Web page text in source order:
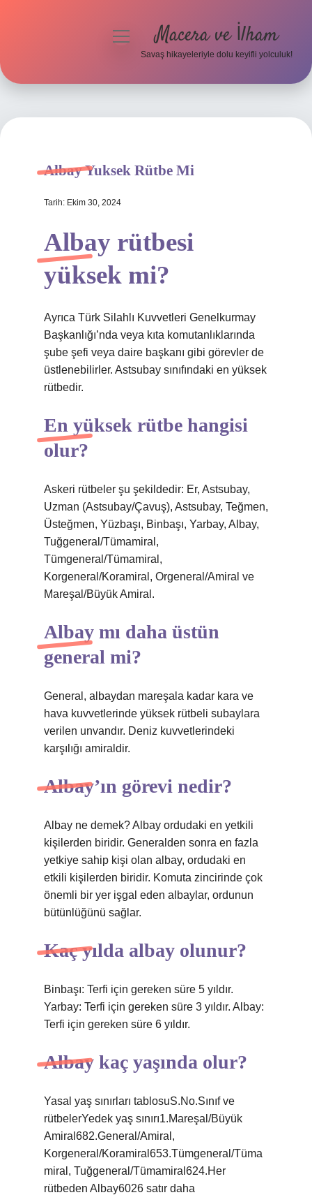
menüyüMacera ve İlham
Savaş hikayeleriyle dolu keyifli yolculuk!
Albay Yuksek Rütbe Mi
Tarih: Ekim 30, 2024
Albay rütbesi
yüksek mi?
Ayrıca Türk Silahlı Kuvvetleri Genelkurmay
Başkanlığı’nda veya kıta komutanlıklarında
şube şefi veya daire başkanı gibi görevler de
üstlenebilirler. Astsubay sınıfındaki en yüksek
rütbedir.
En yüksek rütbe hangisi
olur?
Askeri rütbeler şu şekildedir: Er, Astsubay,
Uzman (Astsubay/Çavuş), Astsubay, Teğmen,
Üsteğmen, Yüzbaşı, Binbaşı, Yarbay, Albay,
Tuğgeneral/Tümamiral,
Tümgeneral/Tümamiral,
Korgeneral/Koramiral, Orgeneral/Amiral ve
Mareşal/Büyük Amiral.
Albay mı daha üstün
general mi?
General, albaydan mareşala kadar kara ve
hava kuvvetlerinde yüksek rütbeli subaylara
verilen unvandır. Deniz kuvvetlerindeki
karşılığı amiraldir.
Albay’ın görevi nedir?
Albay ne demek? Albay ordudaki en yetkili
kişilerden biridir. Generalden sonra en fazla
yetkiye sahip kişi olan albay, ordudaki en
etkili kişilerden biridir. Komuta zincirinde çok
önemli bir yer işgal eden albaylar, ordunun
bütünlüğünü sağlar.
Kaç yılda albay olunur?
Binbaşı: Terfi için gereken süre 5 yıldır.
Yarbay: Terfi için gereken süre 3 yıldır. Albay:
Terfi için gereken süre 6 yıldır.
Albay kaç yaşında olur?
Yasal yaş sınırları tablosuS.No.Sınıf ve
rütbelerYedek yaş sınırı1.Mareşal/Büyük
Amiral682.General/Amiral,
Korgeneral/Koramiral653.Tümgeneral/Tüma
miral, Tuğgeneral/Tümamiral624.Her
rütbeden Albay6026 satır daha